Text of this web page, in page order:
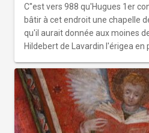
magasins, labellisés patrimoine
invitation au shopping et aux
terrasse.
C''est vers 988 qu'Hugues 1er
bâtir à cet endroit une chapelle
qu'il aurait donnée aux moines
Hildebert de Lavardin l'érigea en
incendie en 1367, elle fut
1473 par Charles d’Anjou,
l'extension du chœur, et la
XVIème siècle par la nef et les
la chapelle nord date de 1523.